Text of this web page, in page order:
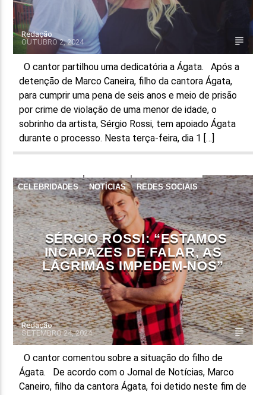
Redação
OUTUBRO 2, 2024
O cantor partilhou uma dedicatória a Ágata. Após a
detenção de Marco Caneira, filho da cantora Ágata,
para cumprir uma pena de seis anos e meio de prisão
por crime de violação de uma menor de idade, o
sobrinho da artista, Sérgio Rossi, tem apoiado Ágata
durante o processo. Nesta terça-feira, dia 1 […]
CELEBRIDADES NOTÍCIAS REDES SOCIAIS
SÉRGIO ROSSI: “ESTAMOS
INCAPAZES DE FALAR, AS
LÁGRIMAS IMPEDEM-NOS”
Redação
SETEMBRO 24, 2024
O cantor comentou sobre a situação do filho de
Ágata. De acordo com o Jornal de Notícias, Marco
Caneiro, filho da cantora Ágata, foi detido neste fim de